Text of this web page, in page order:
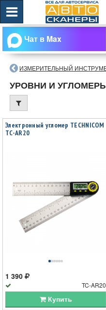
Чат в Max
ИЗМЕРИТЕЛЬНЫЙ
УРОВНИ И
Электронный угломер TECHNICOM
TC-AR20
1 390
TC-AR20
Купить